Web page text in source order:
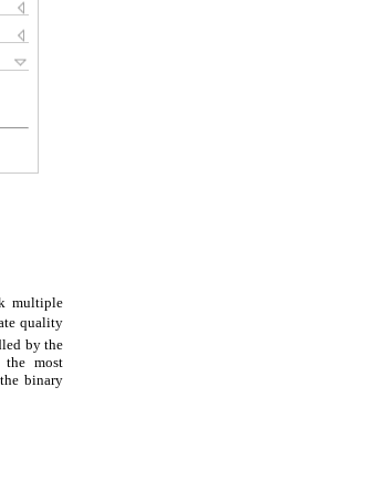
multiple
quality
by the
the most
binary